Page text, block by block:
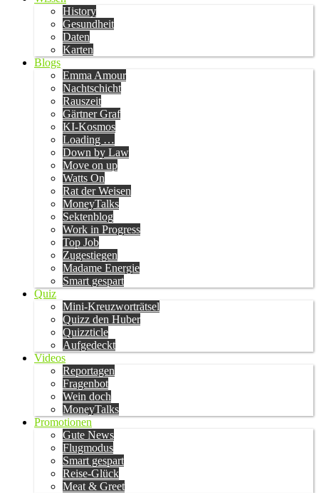
History
Gesundheit
Daten
Karten
Blogs
Emma Amour
Nachtschicht
Rauszeit
Gärtner Graf
KI-Kosmos
Loading …
Down by Law
Move on up
Watts On
Rat der Weisen
MoneyTalks
Sektenblog
Work in Progress
Top Job
Zugestiegen
Madame Energie
Smart gespart
Quiz
Mini-Kreuzworträtsel
Quizz den Huber
Quizzticle
Aufgedeckt
Videos
Reportagen
Fragenbot
Wein doch
MoneyTalks
Promotionen
Gute News
Flugmodus
Smart gespart
Reise-Glück
Meat & Greet